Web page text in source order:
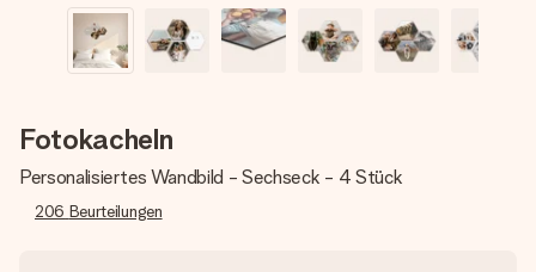
Fotokacheln
Personalisiertes Wandbild - Sechseck - 4 Stück
206 Beurteilungen